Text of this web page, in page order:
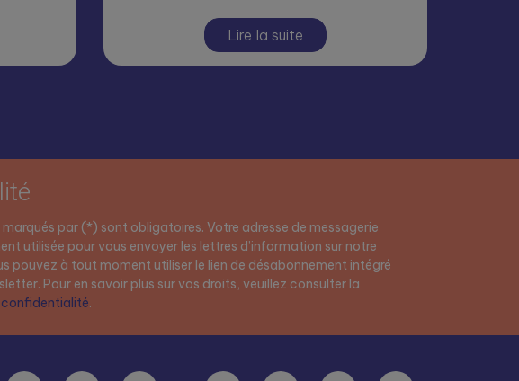
Lire la suite
marqués par (*) sont obligatoires. Votre adresse de messagerie
utilisée pour vous envoyer les lettres d’information sur notre
pouvez à tout moment utiliser le lien de désabonnement intégré
Pour en savoir plus sur vos droits, veuillez consulter la
.